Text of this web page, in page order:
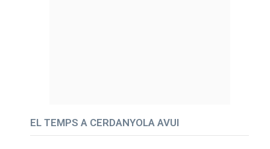
EL TEMPS A CERDANYOLA AVUI